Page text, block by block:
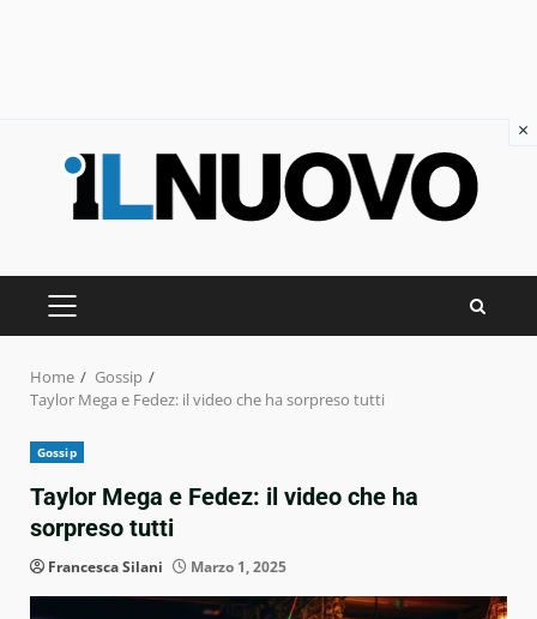
PRIMARY
Home
Gossip
Taylor Mega e Fedez: il video che ha sorpreso tutti
Gossip
Taylor Mega e Fedez: il video che ha
sorpreso tutti
Francesca Silani Marzo 1, 2025
×